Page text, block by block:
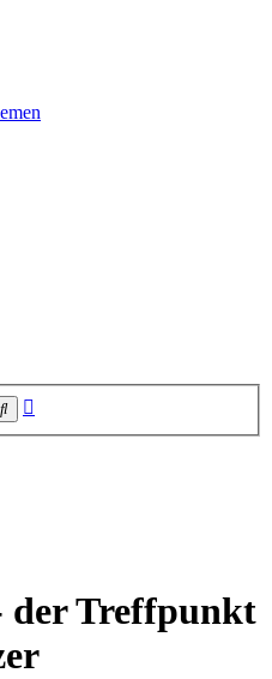
Suche
Treffpunkt